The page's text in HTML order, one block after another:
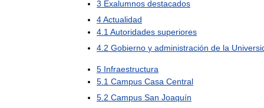
3 Exalumnos destacados
4Actualidad
4.1Autoridades superiores
4.2 Gobierno y administración de la
5 Infraestructura
5.1 Campus Casa Central
5.2 Campus San Joaquín